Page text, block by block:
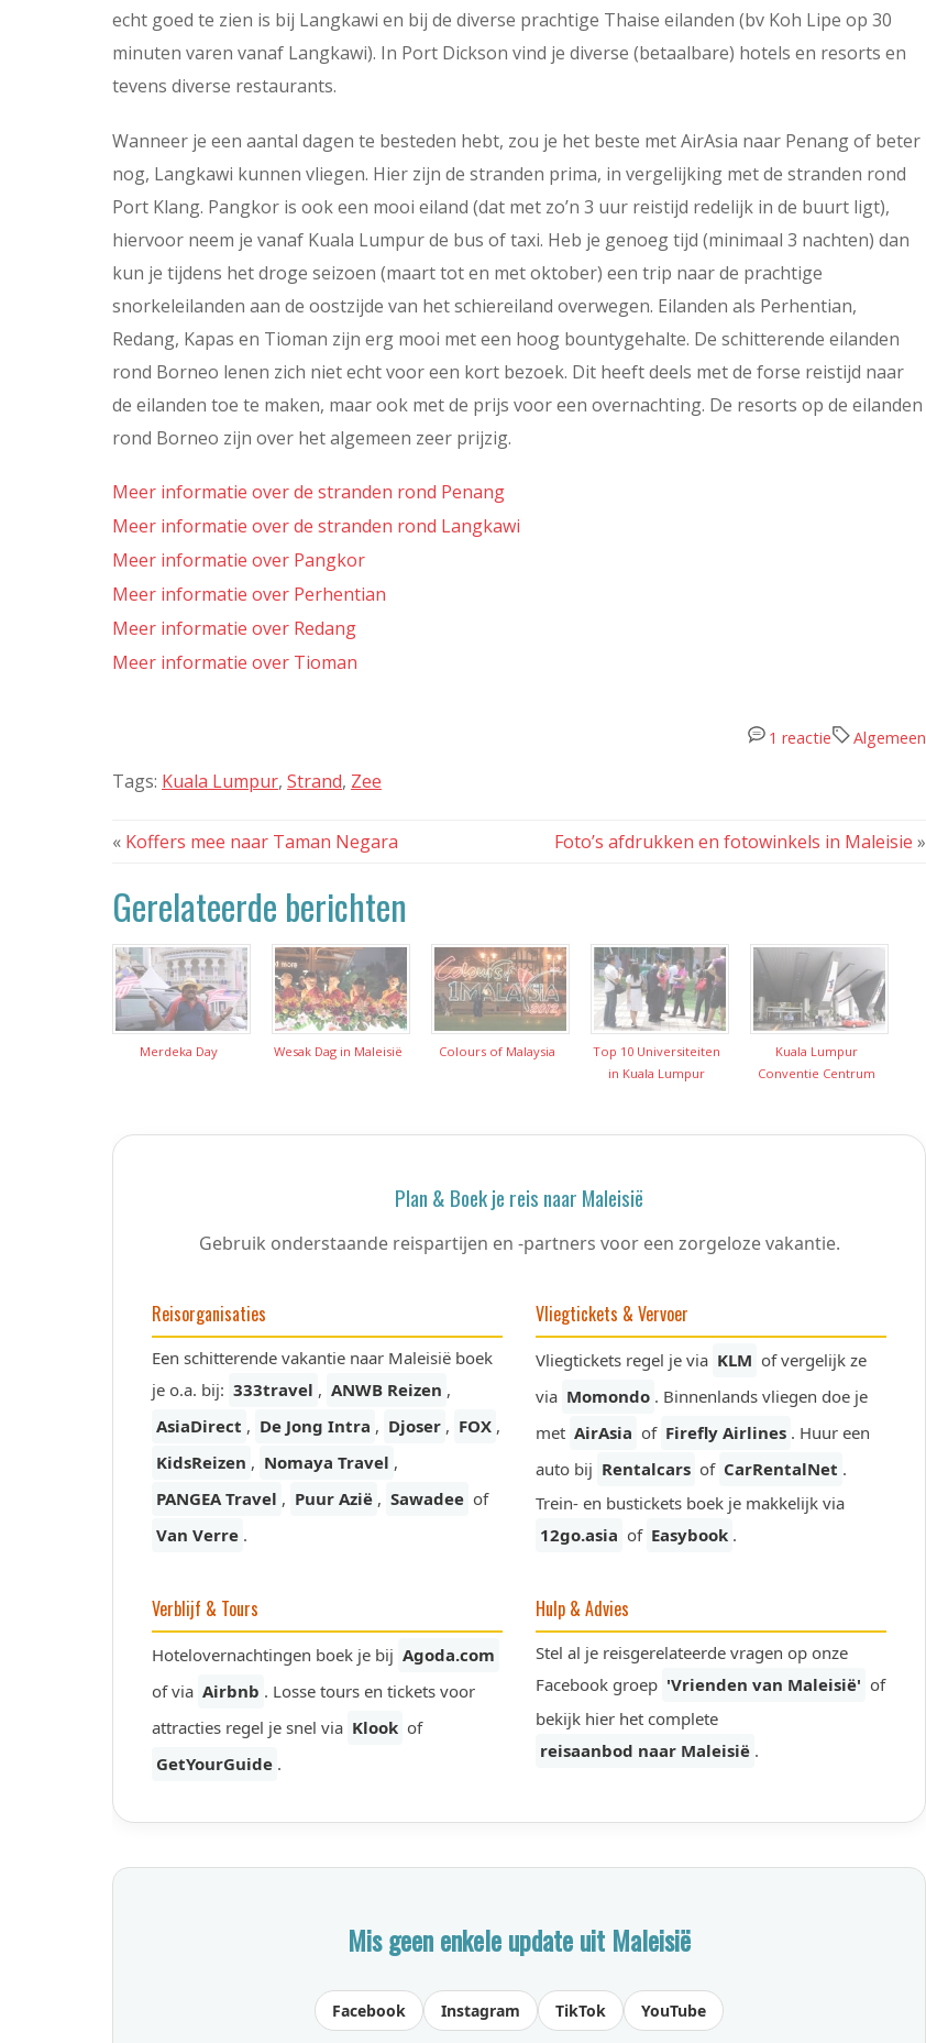
echt goed te zien is bij Langkawi en bij de diverse prachtige Thaise eilanden (bv Koh Lipe op 30
minuten varen vanaf Langkawi). In Port Dickson vind je diverse (betaalbare) hotels en resorts en
tevens diverse restaurants.
Wanneer je een aantal dagen te besteden hebt, zou je het beste met AirAsia naar Penang of beter
nog, Langkawi kunnen vliegen. Hier zijn de stranden prima, in vergelijking met de stranden rond
Port Klang. Pangkor is ook een mooi eiland (dat met zo’n 3 uur reistijd redelijk in de buurt ligt),
hiervoor neem je vanaf Kuala Lumpur de bus of taxi. Heb je genoeg tijd (minimaal 3 nachten) dan
kun je tijdens het droge seizoen (maart tot en met oktober) een trip naar de prachtige
snorkeleilanden aan de oostzijde van het schiereiland overwegen. Eilanden als Perhentian,
Redang, Kapas en Tioman zijn erg mooi met een hoog bountygehalte. De schitterende eilanden
rond Borneo lenen zich niet echt voor een kort bezoek. Dit heeft deels met de forse reistijd naar
de eilanden toe te maken, maar ook met de prijs voor een overnachting. De resorts op de eilanden
rond Borneo zijn over het algemeen zeer prijzig.
Meer informatie over de stranden rond Penang
Meer informatie over de stranden rond Langkawi
Meer informatie over Pangkor
Meer informatie over Perhentian
Meer informatie over Redang
Meer informatie over Tioman
Algemeen
1 reactie
Tags: Kuala Lumpur, Strand, Zee
« Koffers mee naar Taman Negara Foto’s afdrukken en fotowinkels in Maleisie »
Gerelateerde berichten
Merdeka Day Wesak Dag in Maleisië Colours of Malaysia
Top 10 Universiteiten
in Kuala Lumpur
Kuala Lumpur
Conventie Centrum
Plan & Boek je reis naar Maleisië
Gebruik onderstaande reispartijen en -partners voor een zorgeloze vakantie.
Reisorganisaties
Een schitterende vakantie naar Maleisië boek
je o.a. bij: 333travel , ANWB Reizen ,
AsiaDirect , De Jong Intra , Djoser , FOX ,
KidsReizen , Nomaya Travel ,
PANGEA Travel , Puur Azië , Sawadee of
Van Verre .
Vliegtickets & Vervoer
Vliegtickets regel je via KLM of vergelijk ze
via Momondo . Binnenlands vliegen doe je
met AirAsia of Firefly Airlines . Huur een
auto bij Rentalcars of CarRentalNet .
Trein- en bustickets boek je makkelijk via
12go.asia of Easybook .
Verblijf & Tours
Hotelovernachtingen boek je bij Agoda.com
of via Airbnb . Losse tours en tickets voor
attracties regel je snel via Klook of
GetYourGuide .
Hulp & Advies
Stel al je reisgerelateerde vragen op onze
Facebook groep 'Vrienden van Maleisië' of
bekijk hier het complete
reisaanbod naar Maleisië .
Mis geen enkele update uit Maleisië
Facebook Instagram TikTok YouTube